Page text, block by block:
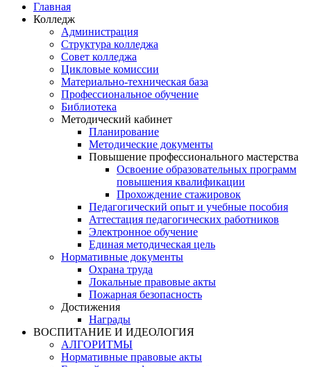
Главная
Колледж
Администрация
Структура колледжа
Совет колледжа
Цикловые комиссии
Материально-техническая база
Профессиональное обучение
Библиотека
Методический кабинет
Планирование
Методические документы
Повышение профессионального мастерства
Освоение образовательных программ
повышения квалификации
Прохождение стажировок
Педагогический опыт и учебные пособия
Аттестация педагогических работников
Электронное обучение
Единая методическая цель
Нормативные документы
Охрана труда
Локальные правовые акты
Пожарная безопасность
Достижения
Награды
ВОСПИТАНИЕ И ИДЕОЛОГИЯ
АЛГОРИТМЫ
Нормативные правовые акты